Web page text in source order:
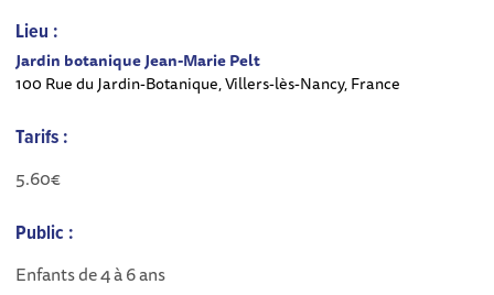
Lieu :
Jardin botanique Jean-Marie Pelt
100 Rue du Jardin-Botanique, Villers-lès-Nancy, France
Tarifs :
5.60€
Public :
Enfants de 4 à 6 ans